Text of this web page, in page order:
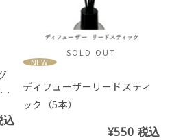
込
SOLD OUT
NEW
ディフューザーリードスティ
ック（5本）
¥550 税込